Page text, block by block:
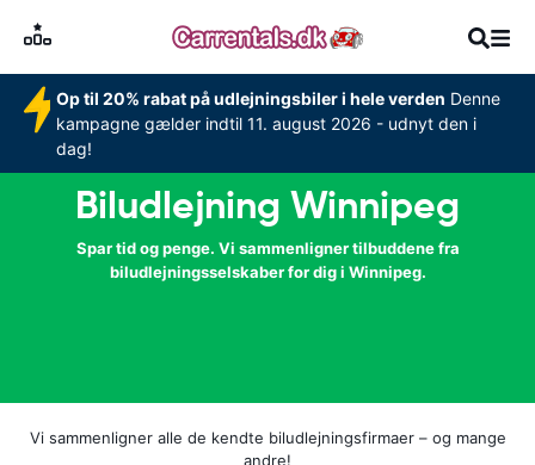
Op til 20% rabat på udlejningsbiler i hele verden Denne
kampagne gælder indtil 11. august 2026 - udnyt den i
dag!
Biludlejning Winnipeg
Spar tid og penge. Vi sammenligner tilbuddene fra
biludlejningsselskaber for dig i Winnipeg.
Vi sammenligner alle de kendte biludlejningsfirmaer – og mange
andre!